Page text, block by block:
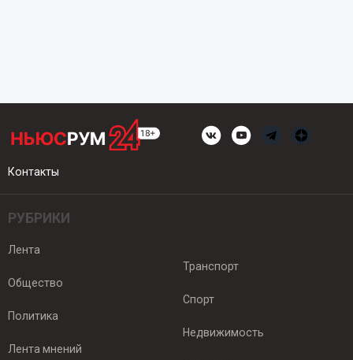
Контакты
РУБРИКИ
Лента
Общество
Политика
Лента мнений
Транспорт
Спорт
Недвижимость